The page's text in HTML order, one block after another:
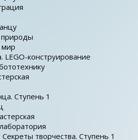
LEGO-конструирование
Ступень 1
творчества. Ступень 1